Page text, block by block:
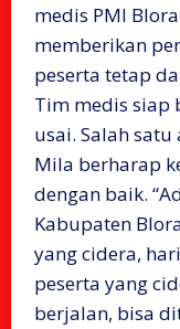
medis PMI
memberikan
peserta tetap
‌Tim medis siap
usai. Salah satu
Mila berharap
dengan baik.
Kabupaten
yang cidera,
peserta yang
berjalan, bisa